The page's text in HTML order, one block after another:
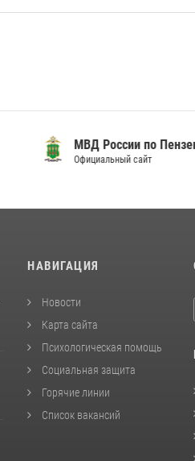
МВД России по
Официальный сайт
НАВИГАЦИЯ
Новости
Карта сайта
Психологическая помощь
Социальная защита
Горячие линии
Список вакансий